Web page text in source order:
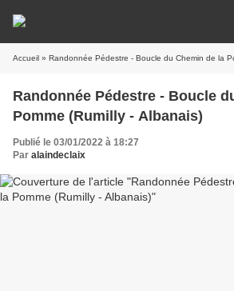
Accueil » Randonnée Pédestre - Boucle du Chemin de la
Randonnée Pédestre - Boucle
Pomme (Rumilly - Albanais)
Publié le 03/01/2022 à 18:27
Par alaindeclaix